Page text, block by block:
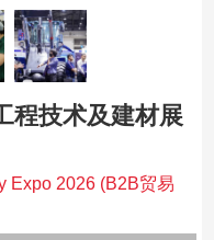
程技术及建材展
Expo 2026 (B2B贸易